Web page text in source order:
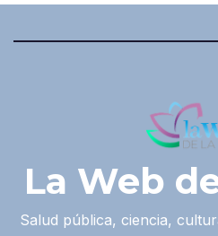
La Web
Salud pública, ciencia,